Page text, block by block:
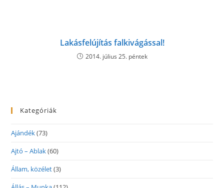
Lakásfelújítás falkivágással!
2014. július 25. péntek
Kategóriák
Ajándék(73)
Ajtó – Ablak(60)
Állam, közélet(3)